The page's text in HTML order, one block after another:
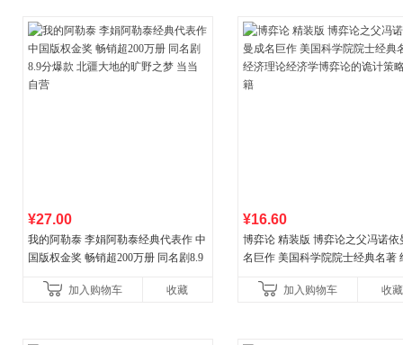
¥27.00
我的阿勒泰 李娟阿勒泰经典代表作 中
国版权金奖 畅销超200万册 同名剧8.9
加入购物车
收藏
¥16.60
博弈论 精装版 博弈论之父冯诺依
名巨作 美国科学院院士经典名著
加入购物车
收藏